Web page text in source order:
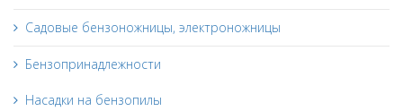
Садовые бензоножницы, электроножницы
Бензопринадлежности
Насадки на бензопилы